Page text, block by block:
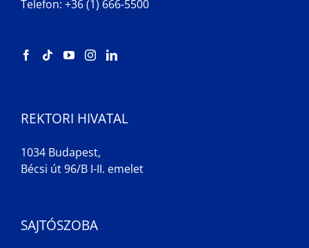
Telefon: +36 (1) 666-5500
REKTORI HIVATAL
1034 Budapest,
Bécsi út 96/B I-II. emelet
SAJTÓSZOBA